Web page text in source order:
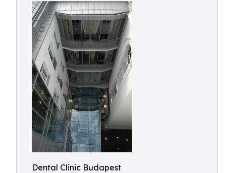
Dental Clinic Budapest